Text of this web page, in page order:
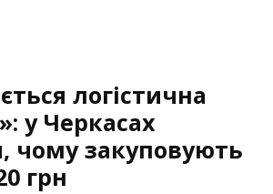
логістична
у Черкасах
чому закуповують
грн